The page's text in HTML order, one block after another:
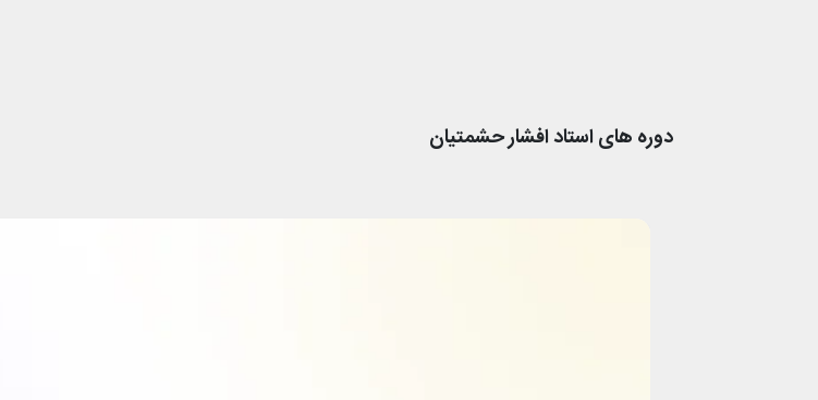
دوره های استادافشار حشمتیان